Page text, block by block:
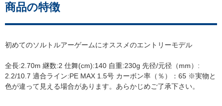
商品の特徴
初めてのソルトルアーゲームにオススメのエントリーモデル
全長:2.70m 継数:2 仕舞(cm):140 自重:230g 先径/元径（mm）:
2.2/10.7 適合ライン:PE MAX 1.5号 カーボン率（％）：65 ※実物と
色が違って見える場合があります。あらかじめご了承下さい。